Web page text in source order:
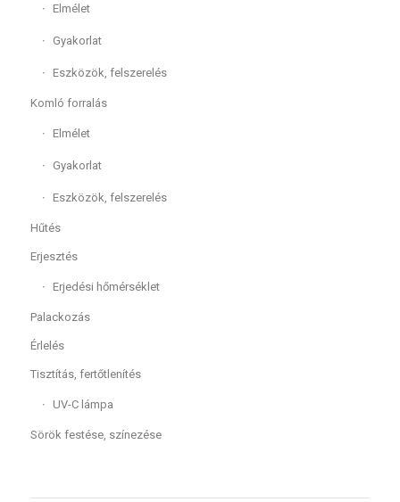
Elmélet
Gyakorlat
Eszközök, felszerelés
Komló forralás
Elmélet
Gyakorlat
Eszközök, felszerelés
Hűtés
Erjesztés
Erjedési hőmérséklet
Palackozás
Érlelés
Tisztítás, fertőtlenítés
UV-C lámpa
Sörök festése, színezése